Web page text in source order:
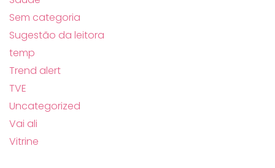
Sem categoria
Sugestão da leitora
temp
Trend alert
TVE
Uncategorized
Vai ali
Vitrine